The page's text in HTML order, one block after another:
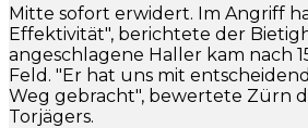
Mitte sofort erwidert. Im Angriff
Effektivität", berichtete der
angeschlagene Haller kam nach
Feld. "Er hat uns mit
Weg gebracht", bewertete Zürn
Torjägers.